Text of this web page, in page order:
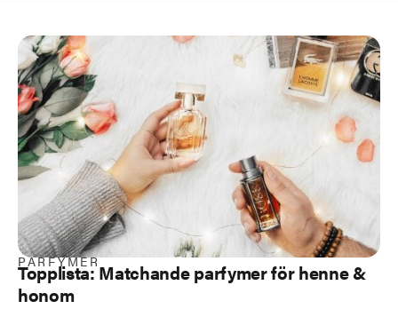
PARFYMER
Topplista: Matchande parfymer för henne &
honom